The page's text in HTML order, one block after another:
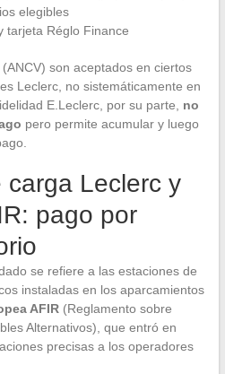
elegibles
tarjeta Réglo Finance
son aceptados en ciertos
Leclerc, no sistemáticamente en
E.Leclerc, por su parte, no
pero permite acumular y luego
carga Leclerc y
pago por
se refiere a las estaciones de
instaladas en los aparcamientos
AFIR(Reglamento sobre
Alternativos), que entró en
precisas a los operadores